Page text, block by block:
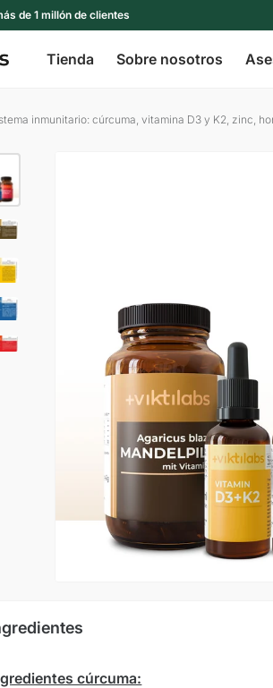
de 1 millón de clientes
Tienda Sobre nosotros
inmunitario: cúrcuma, vitamina D3 y K2, zinc,
cúrcuma: